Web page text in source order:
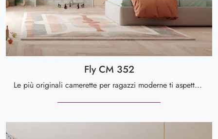
Fly CM 352
Le più originali camerette per ragazzi moderne ti aspettano! Scopri il modello Fly CM 352 di Giessegi.